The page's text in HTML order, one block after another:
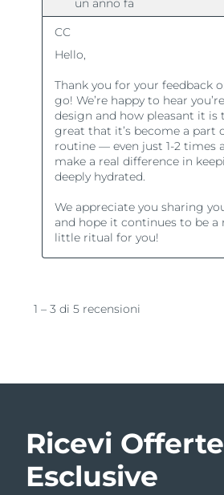
Ricevi Offerte
Esclusive